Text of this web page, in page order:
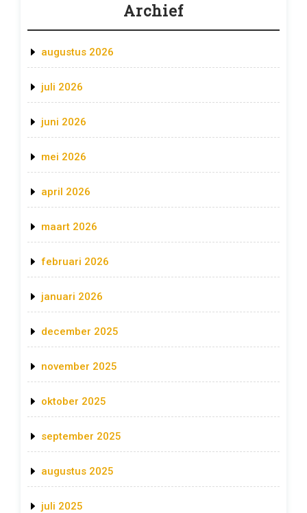
Archief
augustus 2026
juli 2026
juni 2026
mei 2026
april 2026
maart 2026
februari 2026
januari 2026
december 2025
november 2025
oktober 2025
september 2025
augustus 2025
juli 2025